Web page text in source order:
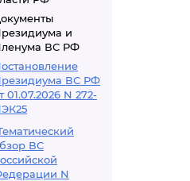
и
ВС РФ
ВС РФ
01.07.2026 N 272-
ВС
N